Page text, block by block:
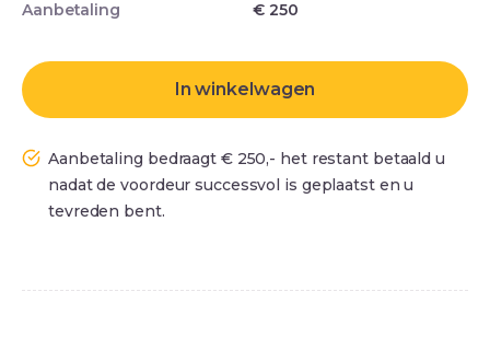
Aanbetaling €250
In winkelwagen
Aanbetaling bedraagt € 250,- het restant betaald u
nadat de voordeur successvol is geplaatst en u
tevreden bent.